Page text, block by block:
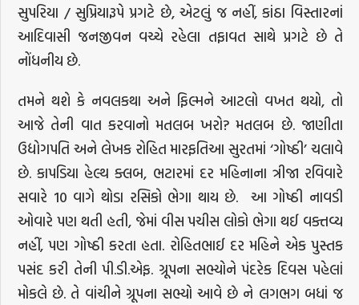
સુપરિયા / સુપ્રિયારૂપે પ્રગટે છે, એટલું જ નહીં, કાંઠા વિસ્તારનાં
આદિવાસી જનજીવન વચ્ચે રહેલા તફાવત સાથે પ્રગટે છે તે
નોંધનીય છે.
તમને થશે કે નવલકથા અને ફિલ્મને આટલો વખત થયો, તો
આજે તેની વાત કરવાનો મતલબ ખરો? મતલબ છે. જાણીતા
ઉદ્યોગપતિ અને લેખક રોહિત મારફતિઆ સુરતમાં ‘ગોષ્ઠી’ ચલાવે
છે. કાપડિયા હેલ્થ ક્લબ, ભટારમાં દર મહિનાના ત્રીજા રવિવારે
સવારે 10 વાગે થોડા રસિકો ભેગા થાય છે. આ ગોષ્ઠી નાવડી
ઓવારે પણ થતી હતી, જેમાં વીસ પચીસ લોકો ભેગા થઈ વક્તવ્ય
નહીં, પણ ગોષ્ઠી કરતા હતા. રોહિતભાઈ દર મહિને એક પુસ્તક
પસંદ કરી તેની પી.ડી.એફ. ગ્રૂપના સભ્યોને પંદરેક દિવસ પહેલાં
મોકલે છે. તે વાંચીને ગ્રૂપના સભ્યો આવે છે ને લગભગ બધાં જ